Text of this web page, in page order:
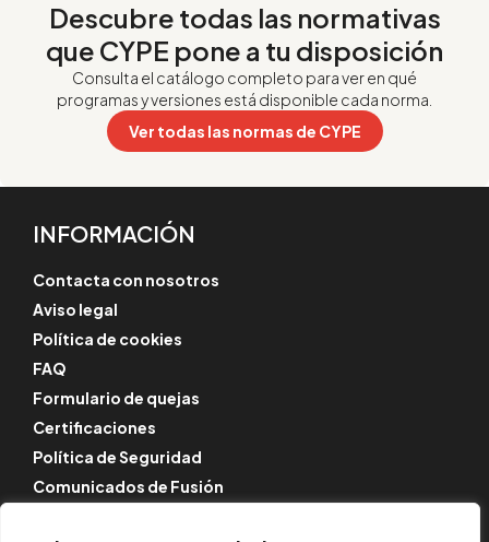
Descubre todas las normativas
que CYPE pone a tu disposición
Consulta el catálogo completo para ver en qué
programas y versiones está disponible cada norma.
Ver todas las normas de CYPE
INFORMACIÓN
Contacta con nosotros
Aviso legal
Política de cookies
FAQ
Formulario de quejas
Certificaciones
Política de Seguridad
Comunicados de Fusión